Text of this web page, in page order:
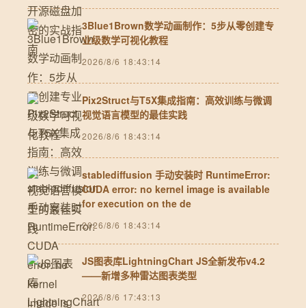
3Blue1Brown数学动画制作：5步从零创建专
业级数学可视化教程
2026/8/6 18:43:14
Pix2Struct与T5X集成指南：高效训练与微调
视觉语言模型的最佳实践
2026/8/6 18:43:14
stablediffusion 手动安装时 RuntimeError:
CUDA error: no kernel image is available
for execution on the de
2026/8/6 18:43:14
JS图表库LightningChart JS全新发布v4.2
——新增多种雷达图表类型
2026/8/6 17:43:13